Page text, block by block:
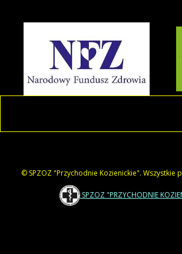
© SPZOZ "Przychodnie Kozienickie". Wszystkie
SPZOZ "PRZYCHODNIE